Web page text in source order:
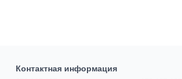
Контактная информация